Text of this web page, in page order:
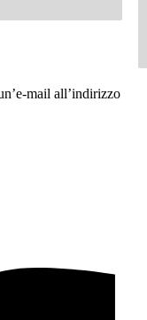
mail all’indirizzo